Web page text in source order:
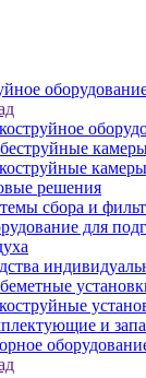
камеры
решения
сбора и
для
и